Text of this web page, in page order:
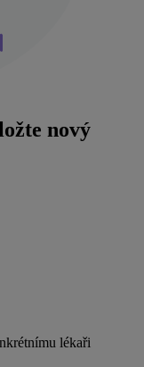
nový
lékaři